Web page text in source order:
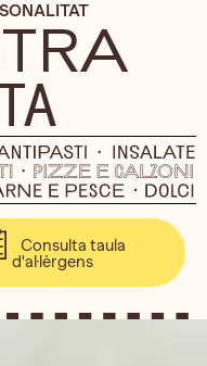
Consulta taula
d'al·lèrgens